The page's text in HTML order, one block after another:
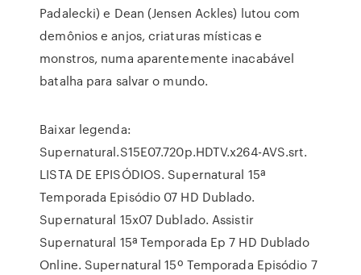
Padalecki) e Dean (Jensen Ackles) lutou com
demônios e anjos, criaturas místicas e
monstros, numa aparentemente inacabável
batalha para salvar o mundo.
Baixar legenda:
Supernatural.S15E07.720p.HDTV.x264-AVS.srt.
LISTA DE EPISÓDIOS. Supernatural 15ª
Temporada Episódio 07 HD Dublado.
Supernatural 15x07 Dublado. Assistir
Supernatural 15ª Temporada Ep 7 HD Dublado
Online. Supernatural 15º Temporada Episódio 7